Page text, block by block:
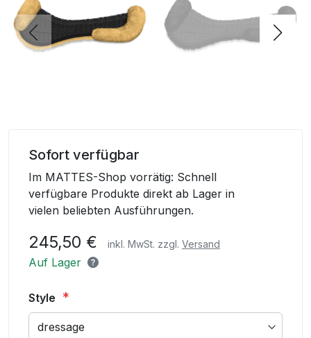
beginning
images
Sofort verfügbar
Im MATTES-Shop vorrätig: Schnell
verfügbare Produkte direkt ab Lager in
vielen beliebten Ausführungen.
245,50 € inkl. MwSt. zzgl. Versand
Auf Lager
Style